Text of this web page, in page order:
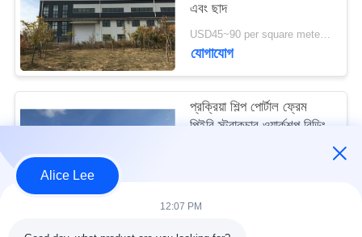
গোপনীয়তা
নীতি
এবং ছাদ
USD45~90 per square meter MOQ:1000 বর্গ মিটার
যোগাযোগ
প্রক্রিয়া শিল্প পোর্টাল ফ্রেম
পিইবি স্ট্রাকচার ওয়ার্কশপ বিল্ডিং
Alice Lee
12:07 PM